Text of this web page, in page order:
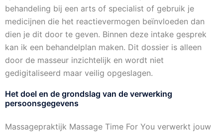
behandeling bij een arts of specialist of gebruik je
medicijnen die het reactievermogen beïnvloeden dan
dien je dit door te geven. Binnen deze intake gesprek
kan ik een behandelplan maken. Dit dossier is alleen
door de masseur inzichtelijk en wordt niet
gedigitaliseerd maar veilig opgeslagen.
Het doel en de grondslag van de verwerking
persoonsgegevens
Massagepraktijk Massage Time For You verwerkt jouw